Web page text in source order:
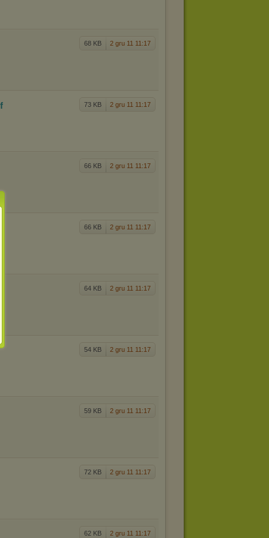
68 KB 2 gru 11 11:17
73 KB 2 gru 11 11:17
66 KB 2 gru 11 11:17
66 KB 2 gru 11 11:17
64 KB 2 gru 11 11:17
54 KB 2 gru 11 11:17
59 KB 2 gru 11 11:17
72 KB 2 gru 11 11:17
62 KB 2 gru 11 11:17